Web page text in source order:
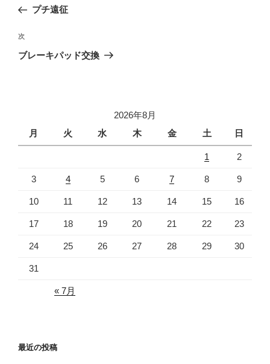
ナ
ビ
ゲ
の
稿
プチ遠征
次
の
次
ブレーキパッド交換
2026年8月
月
火 水 木 金 土 日
1 2
3 4 5 6 7 8 9
10 11 12 13 14 15 16
17 18 19 20 21 22 23
24 25 26 27 28 29 30
31
« 7月
最近の投稿